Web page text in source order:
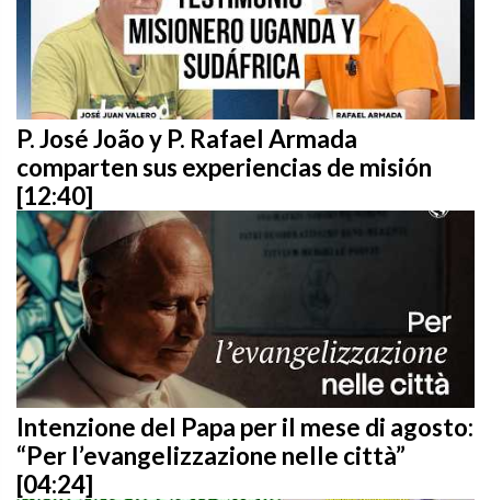
P. José João y P. Rafael Armada
comparten sus experiencias de misión
[12:40]
Intenzione del Papa per il mese di agosto:
“Per l’evangelizzazione nelle città”
[04:24]